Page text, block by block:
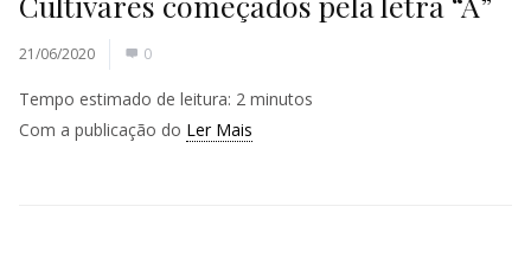
21/06/2020 0
Tempo estimado de leitura: 2 minutos
Com a publicação do Ler Mais